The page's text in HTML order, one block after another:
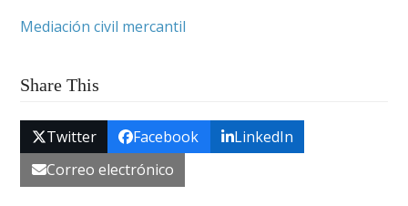
Mediación civil mercantil
Share This
Twitter Facebook
LinkedIn
Correo electrónico